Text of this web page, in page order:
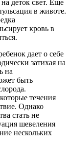
деток свет. Еще
в животе.
кровь в
дает о себе
затихая на
на
быть
течения
Однако
стать не
шевеления
нескольких